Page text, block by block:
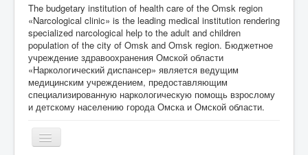
The budgetary institution of health care of the Omsk region
«Narcological clinic» is the leading medical institution rendering
specialized narcological help to the adult and children
population of the city of Omsk and Omsk region. Бюджетное
учреждение здравоохранения Омской области
«Наркологический диспансер» является ведущим
медицинским учреждением, предоставляющим
специализированную наркологическую помощь взрослому
и детскому населению города Омска и Омской области.
Toggle
Navigation